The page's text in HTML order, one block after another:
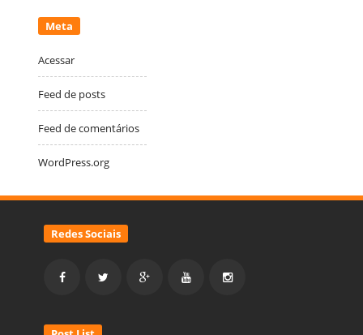
Meta
Acessar
Feed de posts
Feed de comentários
WordPress.org
Redes Sociais